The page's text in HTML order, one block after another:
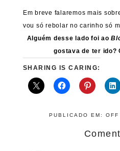
Em breve falaremos mais
vou só rebolar no carinho só
Alguém desse lado foi ao
gostava de ter ido?
SHARING IS CARING:
PUBLICADO EM: